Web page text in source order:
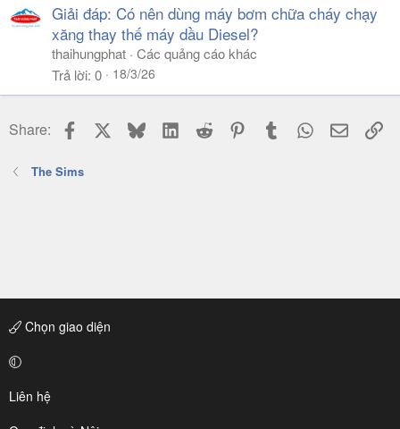
Giải đáp: Có nên dùng máy bơm chữa cháy chạy
xăng thay thế máy dầu Diesel?
thaihungphat Các quảng cáo khác
Trả lời 0 18/3/26
Share: Facebook BlueskyLinkedIn
Reddit PinterestTumblr WhatsApp
Email
The Sims
Chọn giao diện
Liên hệ